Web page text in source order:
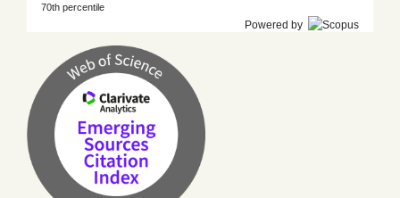
70th percentile
Powered by